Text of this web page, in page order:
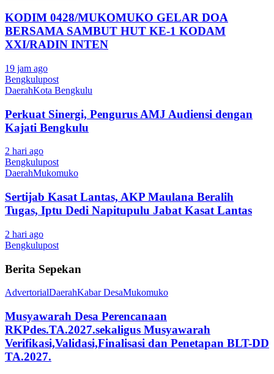
KODIM 0428/MUKOMUKO GELAR DOA
BERSAMA SAMBUT HUT KE-1 KODAM
XXI/RADIN INTEN
19 jam ago
Bengkulupost
DaerahKota Bengkulu
Perkuat Sinergi, Pengurus AMJ Audiensi dengan
Kajati Bengkulu
2 hari ago
Bengkulupost
DaerahMukomuko
Sertijab Kasat Lantas, AKP Maulana Beralih
Tugas, Iptu Dedi Napitupulu Jabat Kasat Lantas
2 hari ago
Bengkulupost
Berita Sepekan
AdvertorialDaerahKabar DesaMukomuko
Musyawarah Desa Perencanaan
RKPdes.TA.2027.sekaligus Musyawarah
Verifikasi,Validasi,Finalisasi dan Penetapan BLT-DD
TA.2027.